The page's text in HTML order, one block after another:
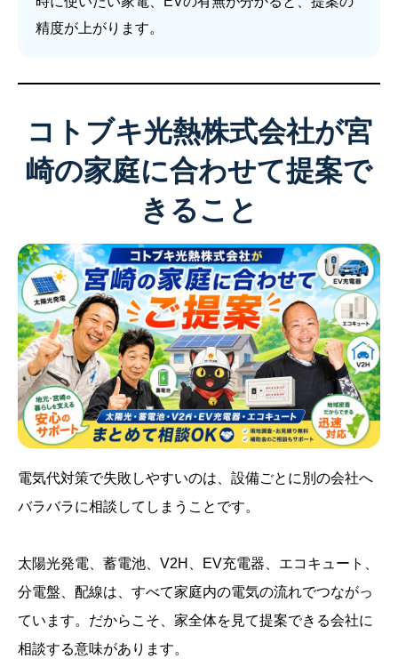
精度が上がります。
コトブキ光熱株式会社が宮
崎の家庭に合わせて提案で
きること
電気代対策で失敗しやすいのは、設備ごとに別の会社へ
バラバラに相談してしまうことです。
太陽光発電、蓄電池、V2H、EV充電器、エコキュート、
分電盤、配線は、すべて家庭内の電気の流れでつながっ
ています。だからこそ、家全体を見て提案できる会社に
相談する意味があります。